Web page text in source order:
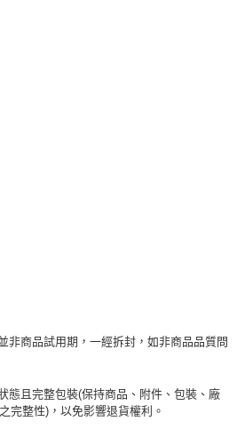
非商品試用期，一經拆封，如非商品品質問
態且完整包裝(保持商品、附件、包裝、廠
完整性)，以免影響退貨權利。